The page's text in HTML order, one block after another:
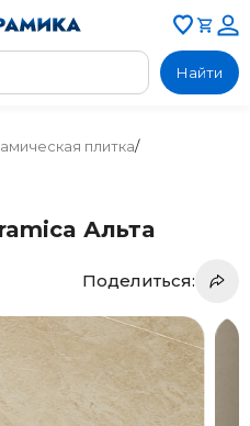
Найти
плитка/
Альта
Поделиться: